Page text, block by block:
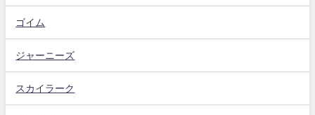
ゴイム
ジャーニーズ
スカイラーク